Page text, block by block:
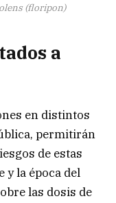
(floripon)
a
en distintos
permitirán
de estas
y la época del
las dosis de